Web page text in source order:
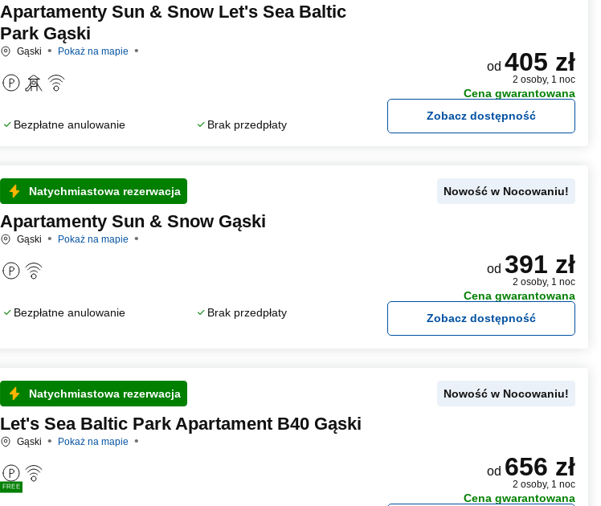
Apartamenty Sun & Snow Let's Sea Baltic
Park Gąski
Gąski Pokaż na mapie
Bezpłatne anulowanie Brak przedpłaty
od 405 zł
2 osoby, 1 noc
Cena gwarantowana
Zobacz dostępność
Natychmiastowa rezerwacja
Apartamenty Sun & Snow Gąski
Gąski Pokaż na mapie
Bezpłatne anulowanie Brak przedpłaty
Nowość w Nocowaniu!
od 391 zł
2 osoby, 1 noc
Cena gwarantowana
Zobacz dostępność
Natychmiastowa rezerwacja
Let's Sea Baltic Park Apartament B40 Gąski
Gąski Pokaż na mapie
FREE
Nowość w Nocowaniu!
od 656 zł
2 osoby, 1 noc
Cena gwarantowana